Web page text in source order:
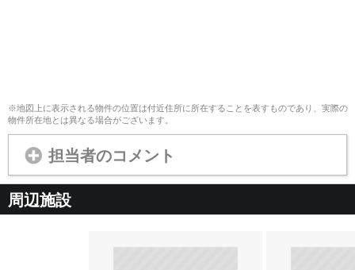
※地図上に表示される物件の位置は付近住所に所在することを表すものであり、実際の
物件所在地とは異なる場合がございます。
担当者のコメント
周辺施設